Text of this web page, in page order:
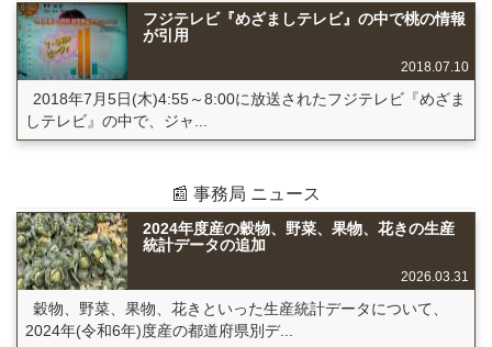
フジテレビ『めざましテレビ』の中で桃の情報
が引用
2018.07.10
2018年7月5日(木)4:55～8:00に放送されたフジテレビ『めざま
しテレビ』の中で、ジャ...
📰 事務局 ニュース
2024年度産の穀物、野菜、果物、花きの生産
統計データの追加
2026.03.31
穀物、野菜、果物、花きといった生産統計データについて、
2024年(令和6年)度産の都道府県別デ...